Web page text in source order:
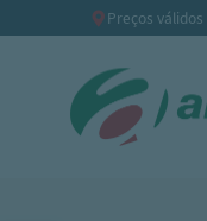
Preços válidos